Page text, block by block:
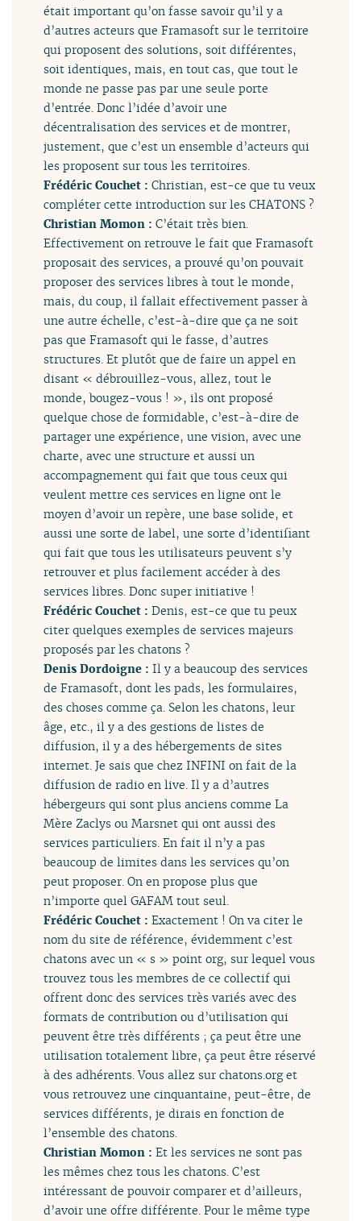
était important qu’on fasse savoir qu’il y a
d’autres acteurs que Framasoft sur le territoire
qui proposent des solutions, soit différentes,
soit identiques, mais, en tout cas, que tout le
monde ne passe pas par une seule porte
d’entrée. Donc l’idée d’avoir une
décentralisation des services et de montrer,
justement, que c’est un ensemble d’acteurs qui
les proposent sur tous les territoires.
Frédéric Couchet :Christian, est-ce que tu veux
compléter cette introduction sur les CHATONS ?
Christian Momon :C’était très bien.
Effectivement on retrouve le fait que Framasoft
proposait des services, a prouvé qu’on pouvait
proposer des services libres à tout le monde,
mais, du coup, il fallait effectivement passer à
une autre échelle, c’est-à-dire que ça ne soit
pas que Framasoft qui le fasse, d’autres
structures. Et plutôt que de faire un appel en
disant « débrouillez-vous, allez, tout le
monde, bougez-vous ! », ils ont proposé
quelque chose de formidable, c’est-à-dire de
partager une expérience, une vision, avec une
charte, avec une structure et aussi un
accompagnement qui fait que tous ceux qui
veulent mettre ces services en ligne ont le
moyen d’avoir un repère, une base solide, et
aussi une sorte de label, une sorte d’identifiant
qui fait que tous les utilisateurs peuvent s’y
retrouver et plus facilement accéder à des
services libres. Donc super initiative !
Frédéric Couchet :Denis, est-ce que tu peux
citer quelques exemples de services majeurs
proposés par les chatons ?
Denis Dordoigne :Il y a beaucoup des services
de Framasoft, dont les pads, les formulaires,
des choses comme ça. Selon les chatons, leur
âge, etc., il y a des gestions de listes de
diffusion, il y a des hébergements de sites
internet. Je sais que chez INFINI on fait de la
diffusion de radio en live. Il y a d’autres
hébergeurs qui sont plus anciens comme La
Mère Zaclys ou Marsnet qui ont aussi des
services particuliers. En fait il n’y a pas
beaucoup de limites dans les services qu’on
peut proposer. On en propose plus que
n’importe quel GAFAM tout seul.
Frédéric Couchet :Exactement ! On va citer le
nom du site de référence, évidemment c’est
chatons avec un « s » point org, sur lequel vous
trouvez tous les membres de ce collectif qui
offrent donc des services très variés avec des
formats de contribution ou d’utilisation qui
peuvent être très différents ; ça peut être une
utilisation totalement libre, ça peut être réservé
à des adhérents. Vous allez sur chatons.org et
vous retrouvez une cinquantaine, peut-être, de
services différents, je dirais en fonction de
l’ensemble des chatons.
Christian Momon :Et les services ne sont pas
les mêmes chez tous les chatons. C’est
intéressant de pouvoir comparer et d’ailleurs,
d’avoir une offre différente. Pour le même type